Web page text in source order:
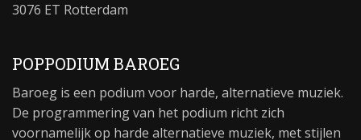
3076 ET Rotterdam
POPPODIUM BAROEG
Baroeg is een podium voor harde, alternatieve muziek.
De programmering van het podium richt zich
voornamelijk op harde alternatieve muziek, met stijlen